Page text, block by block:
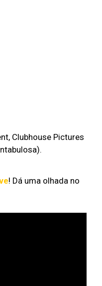
Clubhouse Pictures
! Dá uma olhada no